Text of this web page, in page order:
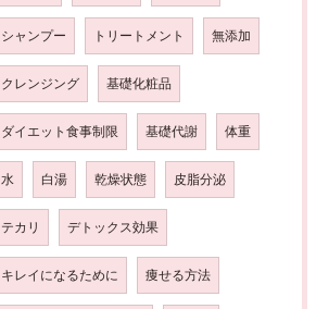
シャンプー トリートメント 無添加
クレンジング 基礎化粧品
ダイエット食事制限 基礎代謝 体重
水 白湯 乾燥状態 皮脂分泌
テカリ デトックス効果
キレイになるために 痩せる方法